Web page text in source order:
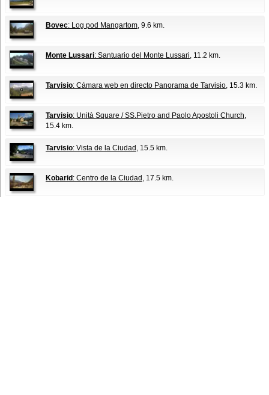
Bovec: Log pod Mangartom, 9.6 km.
Monte Lussari: Santuario del Monte Lussari, 11.2 km.
Tarvisio: Cámara web en directo Panorama de Tarvisio, 15.3 km.
Tarvisio: Unità Square / SS.Pietro and Paolo Apostoli Church,
15.4 km.
Tarvisio: Vista de la Ciudad, 15.5 km.
Kobarid: Centro de la Ciudad, 17.5 km.